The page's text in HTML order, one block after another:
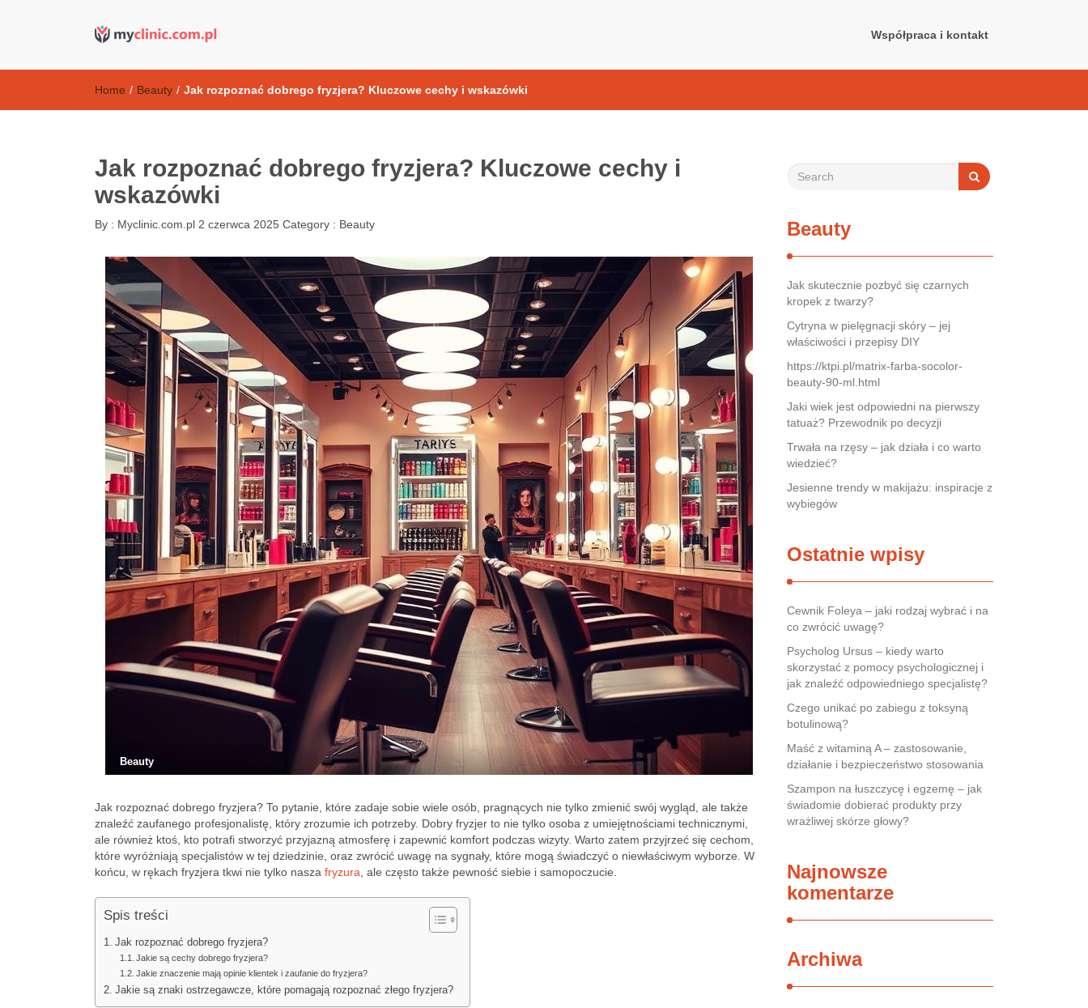
Współpraca i kontakt
Home / Beauty / Jak rozpoznać dobrego fryzjera? Kluczowe cechy i wskazówki
Jak rozpoznać dobrego fryzjera? Kluczowe cechy i
wskazówki
By : Myclinic.com.pl 2 czerwca 2025 Category : Beauty
Beauty
Jak rozpoznać dobrego fryzjera? To pytanie, które zadaje sobie wiele osób, pragnących nie tylko zmienić swój wygląd, ale także
znaleźć zaufanego profesjonalistę, który zrozumie ich potrzeby. Dobry fryzjer to nie tylko osoba z umiejętnościami technicznymi,
ale również ktoś, kto potrafi stworzyć przyjazną atmosferę i zapewnić komfort podczas wizyty. Warto zatem przyjrzeć się cechom,
które wyróżniają specjalistów w tej dziedzinie, oraz zwrócić uwagę na sygnały, które mogą świadczyć o niewłaściwym wyborze. W
końcu, w rękach fryzjera tkwi nie tylko nasza fryzura , ale często także pewność siebie i samopoczucie.
Spis treści
Jak rozpoznać dobrego fryzjera?
Jakie są cechy dobrego fryzjera?
Jakie znaczenie mają opinie klientek i zaufanie do fryzjera?
Jakie są znaki ostrzegawcze, które pomagają rozpoznać złego fryzjera?
Beauty
Jak skutecznie pozbyć się czarnych
kropek z twarzy?
Cytryna w pielęgnacji skóry – jej
właściwości i przepisy DIY
https://ktpi.pl/matrix-farba-socolor-
beauty-90-ml.html
Jaki wiek jest odpowiedni na pierwszy
tatuaż? Przewodnik po decyzji
Trwała na rzęsy – jak działa i co warto
wiedzieć?
Jesienne trendy w makijażu: inspiracje z
wybiegów
Ostatnie wpisy
Cewnik Foleya – jaki rodzaj wybrać i na
co zwrócić uwagę?
Psycholog Ursus – kiedy warto
skorzystać z pomocy psychologicznej i
jak znaleźć odpowiedniego specjalistę?
Czego unikać po zabiegu z toksyną
botulinową?
Maść z witaminą A – zastosowanie,
działanie i bezpieczeństwo stosowania
Szampon na łuszczycę i egzemę – jak
świadomie dobierać produkty przy
wrażliwej skórze głowy?
Najnowsze
komentarze
Archiwa